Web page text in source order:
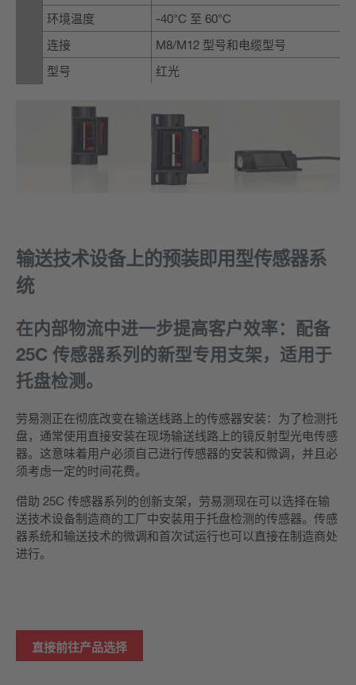
环境温度
-40°C 至 60°C
连接
M8/M12 型号和电缆型号
型号
红光
输送技术设备上的预装即用型传感器系
统
在内部物流中进一步提高客户效率：配备
25C 传感器系列的新型专用支架，适用于
托盘检测。
劳易测正在彻底改变在输送线路上的传感器安装：为了检测托
盘，通常使用直接安装在现场输送线路上的镜反射型光电传感
器。这意味着用户必须自己进行传感器的安装和微调，并且必
须考虑一定的时间花费。
借助 25C 传感器系列的创新支架，劳易测现在可以选择在输
送技术设备制造商的工厂中安装用于托盘检测的传感器。传感
器系统和输送技术的微调和首次试运行也可以直接在制造商处
进行。
直接前往产品选择